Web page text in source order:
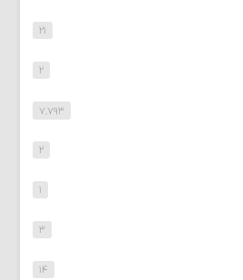
۲۱
۲
۷,۷۹۳
۲
۱
۳
۱۴